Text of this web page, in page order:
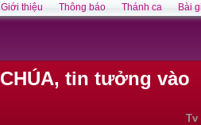
tin tưởng vào
Tv
Bài
Thánh ca
Thông báo
Giới thiệu